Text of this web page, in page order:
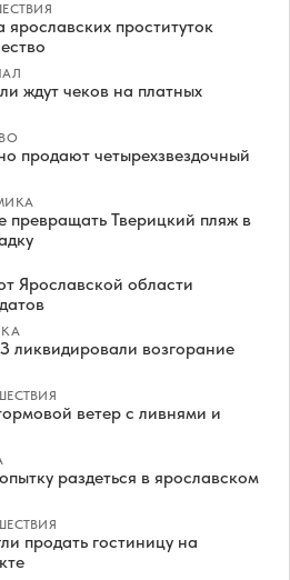
проституток
ждут чеков на платных
продают четырехзвездочный
превращать Тверицкий пляж в
Ярославской области
ликвидировали возгорание
ветер с ливнями и
раздеться в ярославском
продать гостиницу на